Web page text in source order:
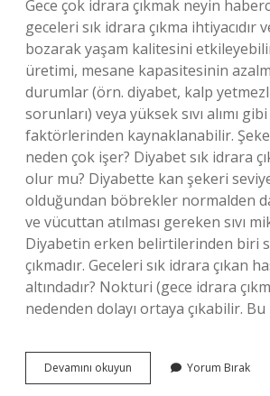
Gece çok idrara çıkmak neyin
geceleri sık idrara çıkma ihtiyacıdır
bozarak yaşam kalitesini
üretimi, mesane kapasitesinin
durumlar (örn. diyabet, kalp
sorunları) veya yüksek sıvı alımı
faktörlerinden kaynaklanabilir.
neden çok işer? Diyabet sık idrara
olur mu? Diyabette kan şekeri
olduğundan böbrekler normalden
ve vücuttan atılması gereken sıvı
Diyabetin erken belirtilerinden biri
çıkmadır. Geceleri sık idrara çıkan
altındadır? Nokturi (gece idrara
nedenden dolayı ortaya çıkabilir.
Devamını okuyun
Hastaları
Yorum Bırak